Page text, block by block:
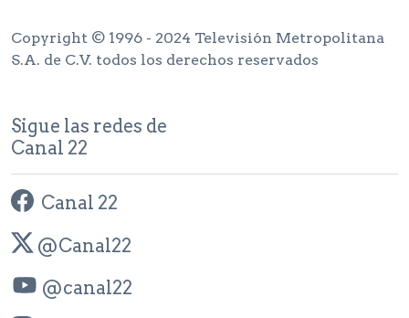
Copyright © 1996 - 2024 Televisión Metropolitana
S.A. de C.V. todos los derechos reservados
Sigue las redes de
Canal 22
Canal 22
@Canal22
@canal22